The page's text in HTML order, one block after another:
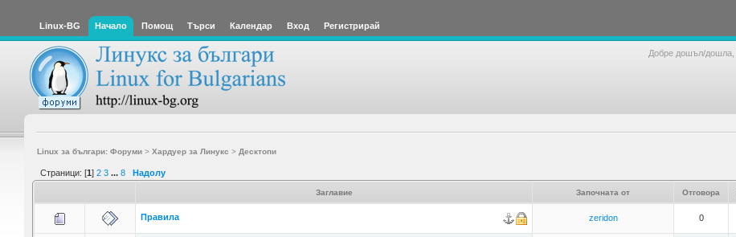
Linux-BG Начало Помощ Търси Календар Вход Регистрирай
Добре дошъл/дошла,
Linux за българи: Форуми> Хардуер за Линукс > Десктопи
Страници: [1] 2 3 ... 8 Надолу
Заглавие Започната от Отговора
Правила zeridon 0